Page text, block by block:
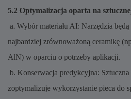
5.2 Optymalizacja oparta na
a. Wybór materiału AI: Narzędzia będą
najbardziej zrównoważoną ceramikę
AlN) w oparciu o potrzeby aplikacji.
b. Konserwacja predykcyjna: Sztuczna
zoptymalizuje wykorzystanie pieca do